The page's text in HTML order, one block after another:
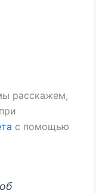
расскажем,
с помощью